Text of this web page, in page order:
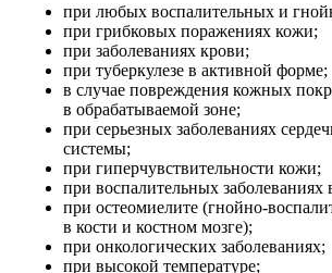
при любых воспалительных и
при грибковых поражениях кожи;
при заболеваниях крови;
при туберкулезе в активной форме;
в случае повреждения кожных
в обрабатываемой зоне;
при серьезных заболеваниях
системы;
при гиперчувствительности кожи;
при воспалительных заболеваниях
при остеомиелите (гнойно-
в кости и костном мозге);
при онкологических заболеваниях;
при высокой температуре;